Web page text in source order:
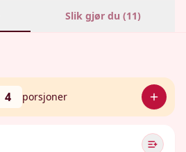
Slik gjør du (11)
4 porsjoner